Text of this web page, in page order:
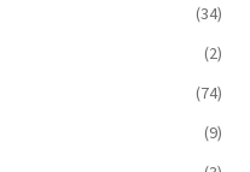
(34)
(2)
(74)
(9)